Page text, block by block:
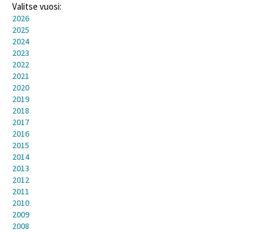
Valitse vuosi:
2026
2025
2024
2023
2022
2021
2020
2019
2018
2017
2016
2015
2014
2013
2012
2011
2010
2009
2008